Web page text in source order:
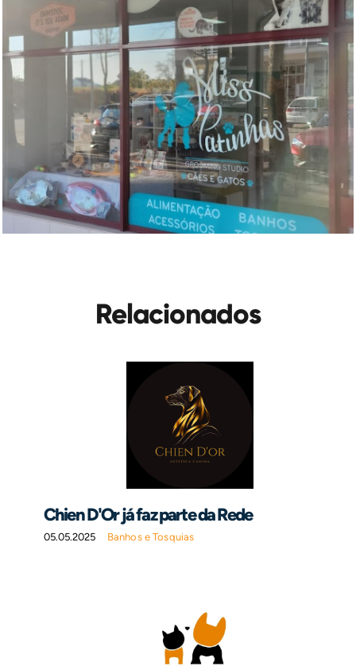
Relacionados
Chien D'Or já faz parte da Rede
05.05.2025 Banhos e Tosquias